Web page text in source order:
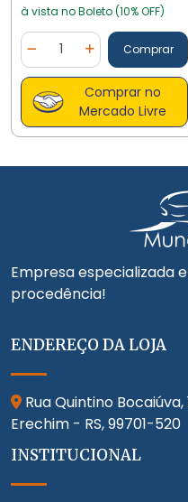
à vista no Boleto (10% OFF)
Diminuir Quantidade
Quantidade
AdicionarComprar
Comprar no
Mercado Livre
Empresa especializada
procedência!
ENDEREÇO DA LOJA
Rua Quintino
Erechim - RS,99701-520
INSTITUCIONAL